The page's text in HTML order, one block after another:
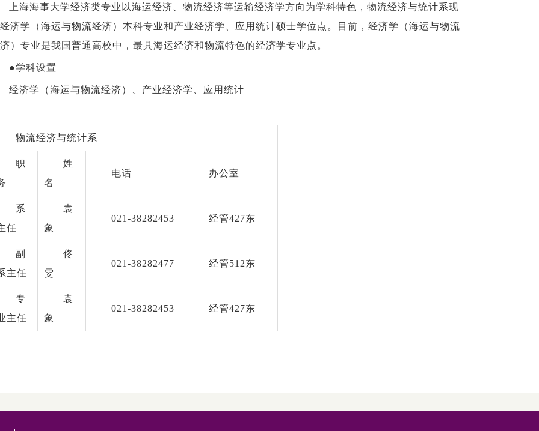
上海海事大学经济类专业以海运经济、物流经济等运输经济学方向为学科特色，物流经济与统计系现
济学（海运与物流经济）本科专业和产业经济学、应用统计硕士学位点。
目前，经济学（海运与物流
）专业是我国普通高校中，最具海运经济和物流特色的经济学专业点。
●学科设置
经济学（海运与物流经济）、产业经济学、应用统计
物流经济与统计系
职
姓
名
电话 办公室
系
任
袁
象
021-38282453 经管427东
副
主任
佟
雯
021-38282477 经管512东
专
主任
袁
象
021-38282453 经管427东